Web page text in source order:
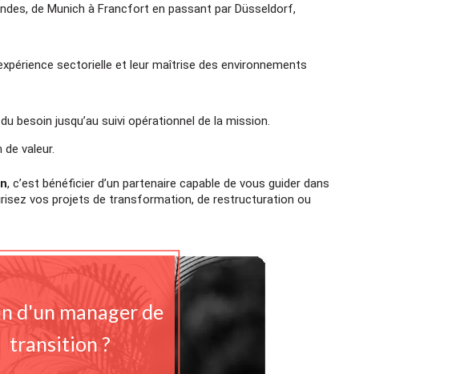
de Munich à Francfort en passant par Düsseldorf,
sectorielle et leur maîtrise des environnements
besoin jusqu’au suivi opérationnel de la mission.
valeur.
, c’est bénéficier d’un partenaire capable de vous guider dans
vos projets de transformation, de restructuration ou
d'un manager de
transition ?